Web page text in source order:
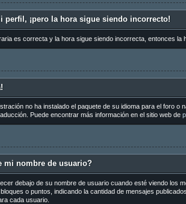
perfil, ¡pero la hora sigue siendo incorrecto!
es correcta y la hora sigue siendo incorrecta, entonces
no ha instalado el paquete de su idioma para el foro
Puede encontrar más información en el sitio web de
mi nombre de usuario?
debajo de su nombre de usuario cuando esté viendo los
o puntos, indicando la cantidad de mensajes
cada usuario.